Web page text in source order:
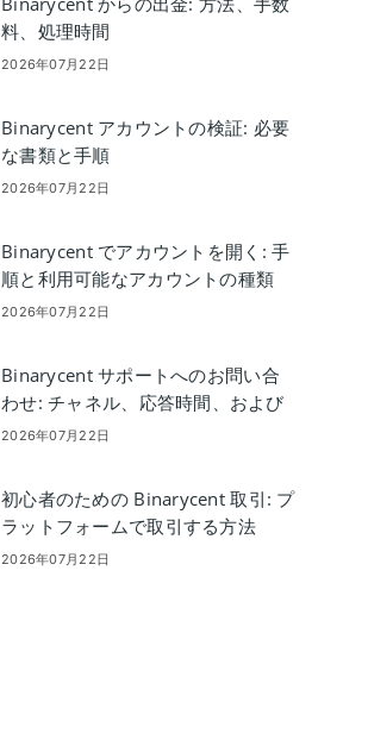
料、処理時間
2026年07月22日
Binarycent アカウントの検証: 必要
な書類と手順
2026年07月22日
Binarycent でアカウントを開く: 手
順と利用可能なアカウントの種類
2026年07月22日
Binarycent サポートへのお問い合
わせ: チャネル、応答時間、および
ヒント
2026年07月22日
初心者のための Binarycent 取引: プ
ラットフォームで取引する方法
2026年07月22日